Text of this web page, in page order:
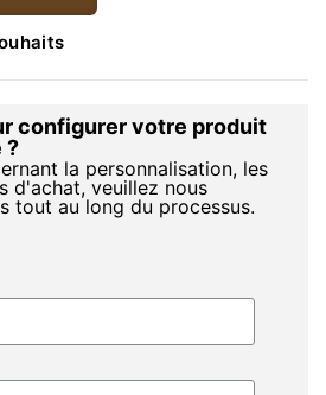
configurer votre produit
?
la personnalisation, les
d'achat, veuillez nous
tout au long du processus.